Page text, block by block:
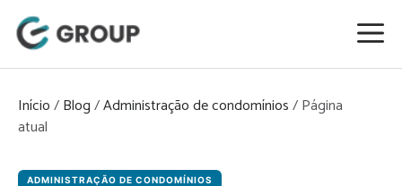
para
conteúdo
Início/Blog/Administração de condomínios/
ADMINISTRAÇÃO DE CONDOMÍNIOS